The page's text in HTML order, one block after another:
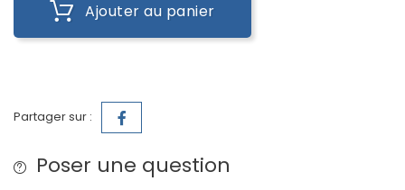
Ajouter au panier
Partager sur :
Poser une question